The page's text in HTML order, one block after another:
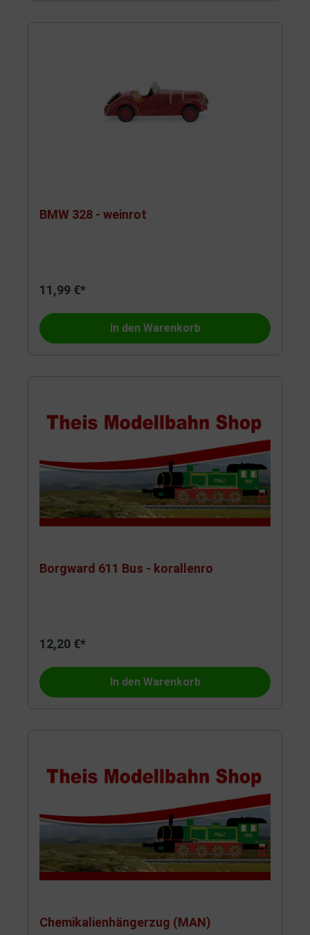
BMW 328 - weinrot
11,99 €*
In den Warenkorb
Borgward 611 Bus - korallenro
12,20 €*
In den Warenkorb
Chemikalienhängerzug (MAN)